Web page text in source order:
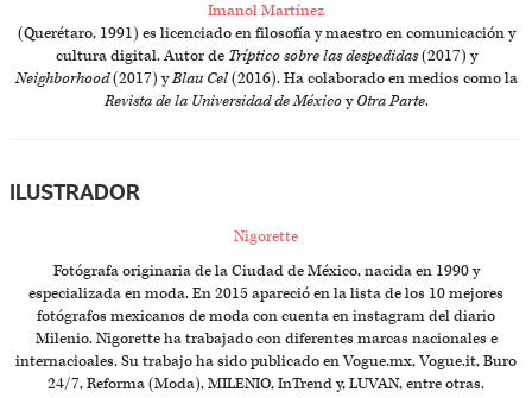
Imanol Martínez
(Querétaro, 1991) es licenciado en filosofía y maestro en comunicación y
cultura digital. Autor de Tríptico sobre las despedidas(2017) y
Neighborhood(2017) yBlau Cel(2016). Ha colaborado en medios como la
Revista de la Universidad de MéxicoyOtra Parte.
ILUSTRADOR
Nigorette
Fotógrafa originaria de la Ciudad de México, nacida en 1990 y
especializada en moda. En 2015 apareció en la lista de los 10 mejores
fotógrafos mexicanos de moda con cuenta en instagram del diario
Milenio. Nigorette ha trabajado con diferentes marcas nacionales e
internacioales. Su trabajo ha sido publicado en Vogue.mx, Vogue.it, Buro
24/7, Reforma (Moda), MILENIO, InTrend y, LUVAN, entre otras.